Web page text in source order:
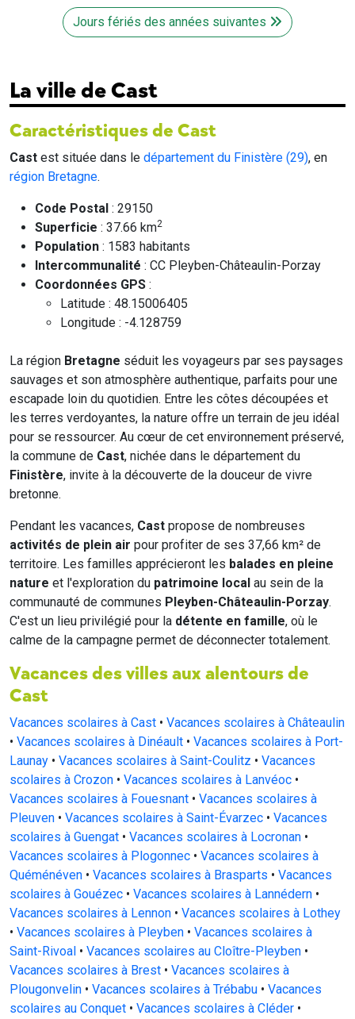
Jours fériés des années suivantes
La ville de Cast
Caractéristiques de Cast
Cast est située dans le département du Finistère (29), en
région Bretagne.
Code Postal : 29150
Superficie : 37.66 km2
Population : 1583 habitants
Intercommunalité : CC Pleyben-Châteaulin-Porzay
Coordonnées GPS :
Latitude : 48.15006405
Longitude : -4.128759
La région Bretagne séduit les voyageurs par ses paysages
sauvages et son atmosphère authentique, parfaits pour une
escapade loin du quotidien. Entre les côtes découpées et
les terres verdoyantes, la nature offre un terrain de jeu idéal
pour se ressourcer. Au cœur de cet environnement préservé,
la commune de Cast, nichée dans le département du
Finistère, invite à la découverte de la douceur de vivre
bretonne.
Pendant les vacances, Cast propose de nombreuses
activités de plein air pour profiter de ses 37,66 km² de
territoire. Les familles apprécieront les balades en pleine
nature et l'exploration du patrimoine local au sein de la
communauté de communes Pleyben-Châteaulin-Porzay.
C'est un lieu privilégié pour la détente en famille, où le
calme de la campagne permet de déconnecter totalement.
Vacances des villes aux alentours de
Cast
Vacances scolaires à Cast • Vacances scolaires à Châteaulin
• Vacances scolaires à Dinéault • Vacances scolaires à Port-
Launay • Vacances scolaires à Saint-Coulitz • Vacances
scolaires à Crozon • Vacances scolaires à Lanvéoc •
Vacances scolaires à Fouesnant • Vacances scolaires à
Pleuven • Vacances scolaires à Saint-Évarzec • Vacances
scolaires à Guengat • Vacances scolaires à Locronan •
Vacances scolaires à Plogonnec • Vacances scolaires à
Quéménéven • Vacances scolaires à Brasparts • Vacances
scolaires à Gouézec • Vacances scolaires à Lannédern •
Vacances scolaires à Lennon • Vacances scolaires à Lothey
• Vacances scolaires à Pleyben • Vacances scolaires à
Saint-Rivoal • Vacances scolaires au Cloître-Pleyben •
Vacances scolaires à Brest • Vacances scolaires à
Plougonvelin • Vacances scolaires à Trébabu • Vacances
scolaires au Conquet • Vacances scolaires à Cléder •